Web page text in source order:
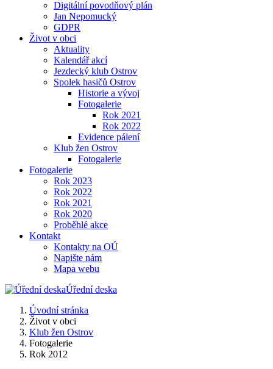
Digitální povodňový plán
Jan Nepomucký
GDPR
Život v obci
Aktuality
Kalendář akcí
Jezdecký klub Ostrov
Spolek hasičů Ostrov
Historie a vývoj
Fotogalerie
Rok 2021
Rok 2022
Evidence pálení
Klub žen Ostrov
Fotogalerie
Fotogalerie
Rok 2023
Rok 2022
Rok 2021
Rok 2020
Proběhlé akce
Kontakt
Kontakty na OÚ
Napište nám
Mapa webu
Úřední deska
Úvodní stránka
Život v obci
Klub žen Ostrov
Fotogalerie
Rok 2012